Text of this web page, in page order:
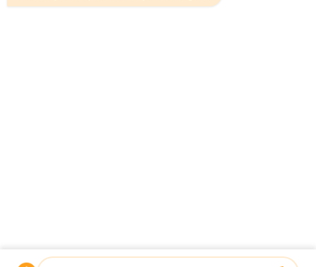
Kebijakan PrivasiCina Kualitas Baik timbangan multihead Pemasok. Hak